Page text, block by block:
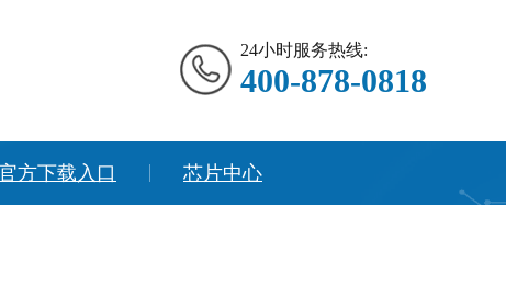
24小时服务热线:
400-878-0818
方下载入口 芯片中心